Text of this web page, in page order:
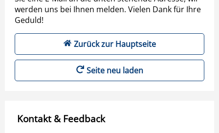
werden uns bei Ihnen melden. Vielen Dank für Ihre
Geduld!
Zurück zur Hauptseite
Seite neu laden
Kontakt & Feedback